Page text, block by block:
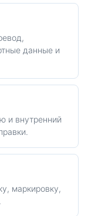
данные и
и внутренний
маркировку,